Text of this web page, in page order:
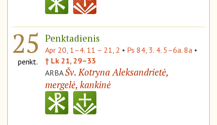
25
penkt.
Penktadienis
Apr 20, 1–4. 11 – 21, 2 • Ps 84, 3. 4. 5–6a. 8a •
† Lk 21, 29–33
ARBAŠv. Kotryna Aleksandrietė,
mergelė, kankinė